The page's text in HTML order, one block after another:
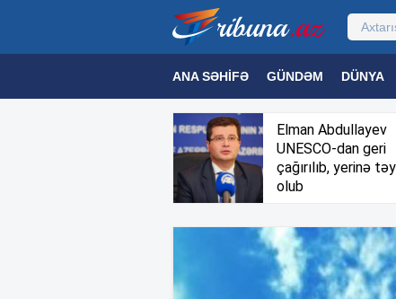
ANA SƏHIFƏ GÜNDƏM DÜNYA
MƏDƏNIYYƏT MAQAZIN
Elman Abdullayev
UNESCO-dan geri
çağırılıb, yerinə
olub